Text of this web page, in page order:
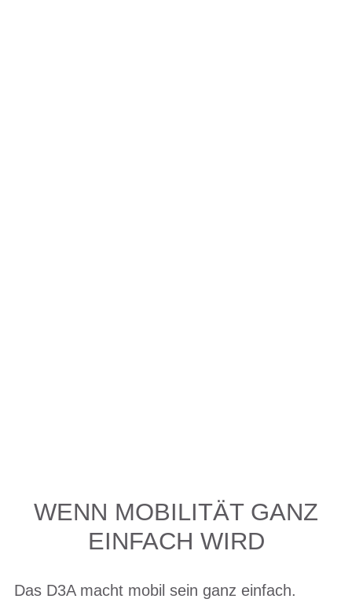
WENN MOBILITÄT GANZ
EINFACH WIRD
Das D3A macht mobil sein ganz einfach.